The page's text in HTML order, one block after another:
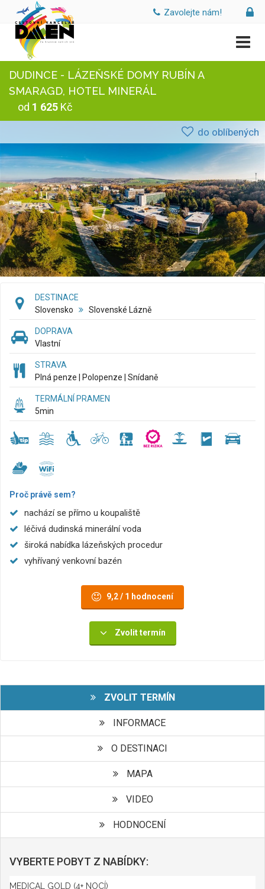
Zavolejte nám!
DUDINCE - LÁZEŇSKÉ DOMY RUBÍN A
SMARAGD, HOTEL MINERÁL
od 1 625 Kč
do oblíbených
DESTINACE
Slovensko
Slovenské Lázně
DOPRAVA
Vlastní
STRAVA
Plná penze | Polopenze | Snídaně
TERMÁLNÍ PRAMEN
5min
Proč právě sem?
nachází se přímo u koupaliště
léčivá dudinská minerální voda
široká nabídka lázeňských procedur
vyhřívaný venkovní bazén
9,2 / 1 hodnocení
Zvolit termín
ZVOLIT TERMÍN
INFORMACE
O DESTINACI
MAPA
VIDEO
HODNOCENÍ
VYBERTE POBYT Z NABÍDKY: